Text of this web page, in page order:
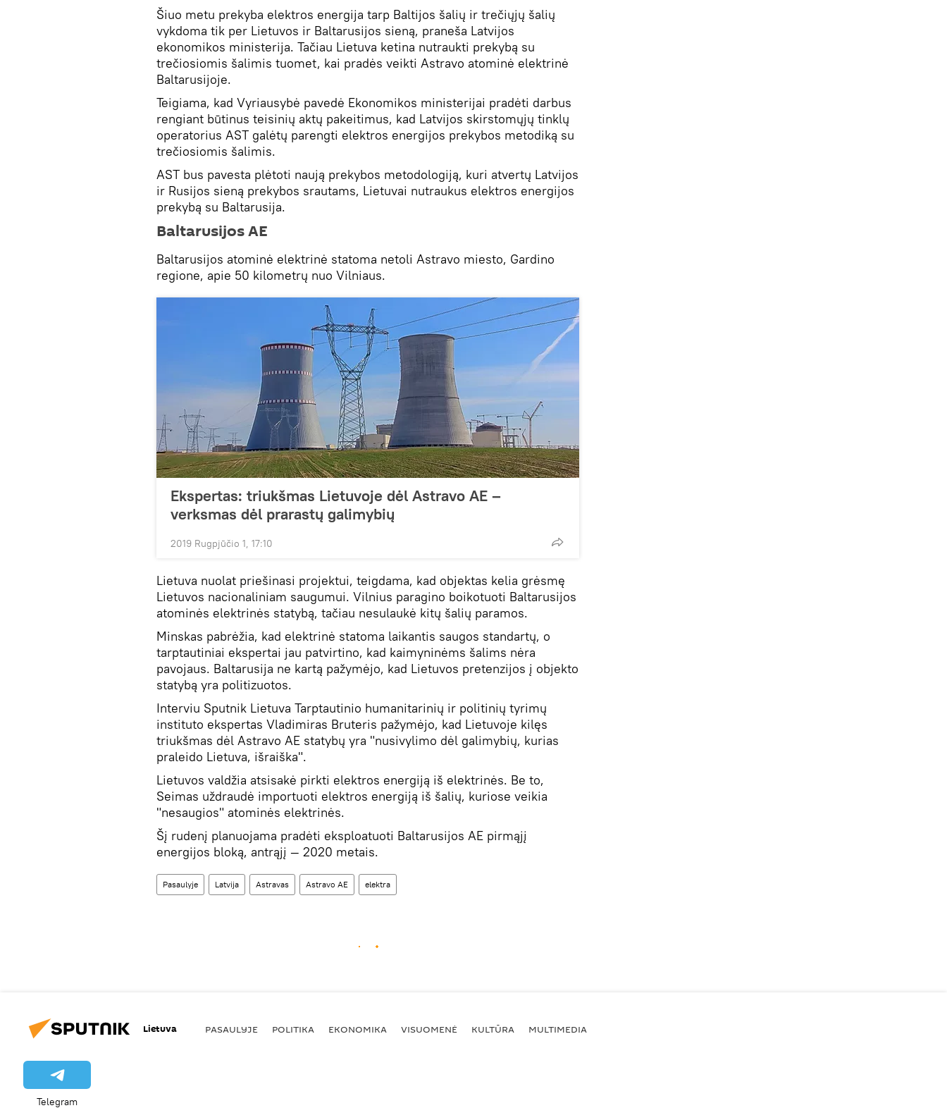
Šiuo metu prekyba elektros energija tarp Baltijos šalių ir trečiųjų šalių
vykdoma tik per Lietuvos ir Baltarusijos sieną, praneša Latvijos
ekonomikos ministerija. Tačiau Lietuva ketina nutraukti prekybą su
trečiosiomis šalimis tuomet, kai pradės veikti Astravo atominė elektrinė
Baltarusijoje.
Teigiama, kad Vyriausybė pavedė Ekonomikos ministerijai pradėti darbus
rengiant būtinus teisinių aktų pakeitimus, kad Latvijos skirstomųjų tinklų
operatorius AST galėtų parengti elektros energijos prekybos metodiką su
trečiosiomis šalimis.
AST bus pavesta plėtoti naują prekybos metodologiją, kuri atvertų Latvijos
ir Rusijos sieną prekybos srautams, Lietuvai nutraukus elektros energijos
prekybą su Baltarusija.
Baltarusijos AE
Baltarusijos atominė elektrinė statoma netoli Astravo miesto, Gardino
regione, apie 50 kilometrų nuo Vilniaus.
Ekspertas: triukšmas Lietuvoje dėl Astravo AE –
verksmas dėl prarastų galimybių
2019 Rugpjūčio 1, 17:10
Lietuva nuolat priešinasi projektui, teigdama, kad objektas kelia grėsmę
Lietuvos nacionaliniam saugumui. Vilnius paragino boikotuoti Baltarusijos
atominės elektrinės statybą, tačiau nesulaukė kitų šalių paramos.
Minskas pabrėžia, kad elektrinė statoma laikantis saugos standartų, o
tarptautiniai ekspertai jau patvirtino, kad kaimyninėms šalims nėra
pavojaus. Baltarusija ne kartą pažymėjo, kad Lietuvos pretenzijos į objekto
statybą yra politizuotos.
Interviu Sputnik Lietuva Tarptautinio humanitarinių ir politinių tyrimų
instituto ekspertas Vladimiras Bruteris pažymėjo, kad Lietuvoje kilęs
triukšmas dėl Astravo AE statybų yra "nusivylimo dėl galimybių, kurias
praleido Lietuva, išraiška".
Lietuvos valdžia atsisakė pirkti elektros energiją iš elektrinės. Be to,
Seimas uždraudė importuoti elektros energiją iš šalių, kuriose veikia
"nesaugios" atominės elektrinės.
Šį rudenį planuojama pradėti eksploatuoti Baltarusijos AE pirmąjį
energijos bloką, antrąjį — 2020 metais.
Pasaulyje Latvija Astravas Astravo AE elektra
Lietuva PASAULYJE POLITIKA EKONOMIKA VISUOMENĖ KULTŪRA MULTIMEDIA
Telegram